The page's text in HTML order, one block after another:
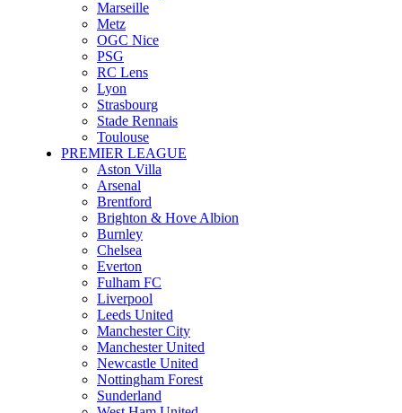
Marseille
Metz
OGC Nice
PSG
RC Lens
Lyon
Strasbourg
Stade Rennais
Toulouse
PREMIER LEAGUE
Aston Villa
Arsenal
Brentford
Brighton & Hove Albion
Burnley
Chelsea
Everton
Fulham FC
Liverpool
Leeds United
Manchester City
Manchester United
Newcastle United
Nottingham Forest
Sunderland